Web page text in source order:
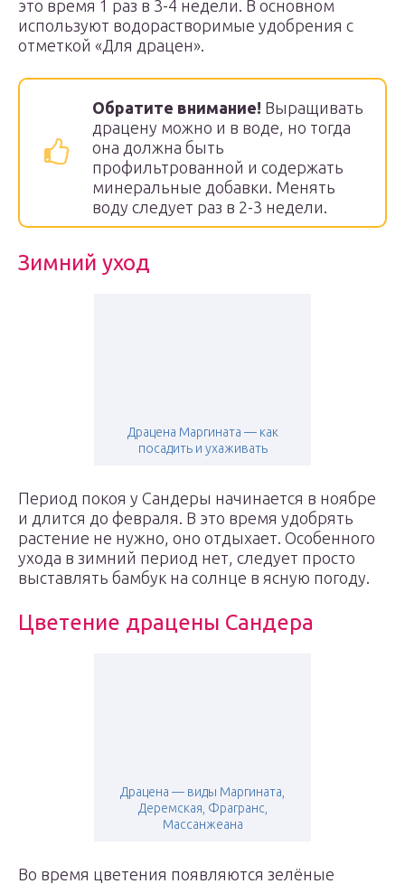
это время 1 раз в 3-4 недели. В основном
используют водорастворимые удобрения с
отметкой «Для драцен».
Обратите внимание! Выращивать
драцену можно и в воде, но тогда
она должна быть
профильтрованной и содержать
минеральные добавки. Менять
воду следует раз в 2-3 недели.
Зимний уход
Драцена Маргината — как
посадить и ухаживать
Период покоя у Сандеры начинается в ноябре
и длится до февраля. В это время удобрять
растение не нужно, оно отдыхает. Особенного
ухода в зимний период нет, следует просто
выставлять бамбук на солнце в ясную погоду.
Цветение драцены Сандера
Драцена — виды Маргината,
Деремская, Фрагранс,
Массанжеана
Во время цветения появляются зелёные